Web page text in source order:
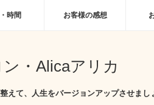
時間 お客様の感想
・Alicaアリカ
て、人生をバージョンアップさせまし